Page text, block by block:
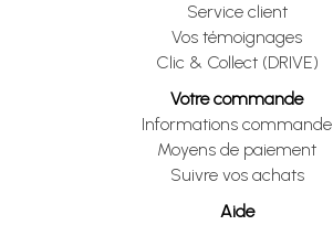
Service client
Vos témoignages
Clic & Collect (DRIVE)
Votre commande
Informations commande
Moyens de paiement
Suivre vos achats
Aide